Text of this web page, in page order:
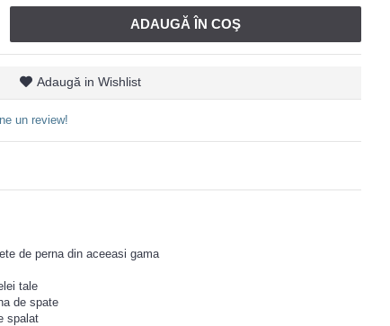
ADAUGĂ ÎN COŞ
Adaugă in Wishlist
un review!
de perna din aceeasi gama
tale
de spate
spalat